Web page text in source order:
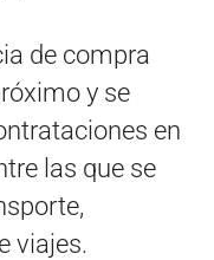
de compra
y se
en
las que se
viajes.